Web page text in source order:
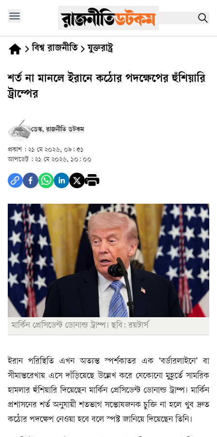
বিশ্ব রাজনীতি যুক্তরাষ্ট্র
শর্ত না মানলে ইরানে কঠোর পদক্ষেপের হুঁশিয়ারি
ট্রাম্পের
ডেস্ক, রাজনীতি ডটকম
প্রকাশ : ২১ মে ২০২৬, ০৯: ৫১
আপডেট : ২১ মে ২০২৬, ১০: ০০
মার্কিন প্রেসিডেন্ট ডোনাল্ড ট্রাম্প। ছবি: রয়টার্স
ইরান পরিস্থিতি এখন অত্যন্ত স্পর্শকাতর এক ‘বর্ডারলাইনে’ বা
সীমান্তরেখায় এসে দাঁড়িয়েছে উল্লেখ করে যেকোনো মুহূর্তে সামরিক
হামলার হুঁশিয়ারি দিয়েছেন মার্কিন প্রেসিডেন্ট ডোনাল্ড ট্রাম্প। মার্কিন
প্রশাসনের শর্ত অনুযায়ী শতভাগ সন্তোষজনক চুক্তি না হলে খুব দ্রুত
কঠোর পদক্ষেপ নেওয়া হবে বলে স্পষ্ট জানিয়ে দিয়েছেন তিনি।